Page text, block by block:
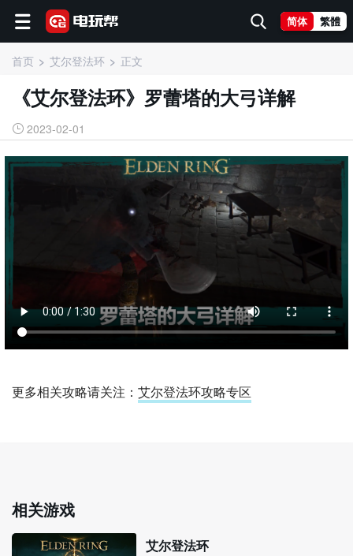
简体 繁體
首页 艾尔登法环 正文
《艾尔登法环》罗蕾塔的大弓详解
2023-02-01
更多相关攻略请关注： 艾尔登法环攻略专区
相关游戏
艾尔登法环